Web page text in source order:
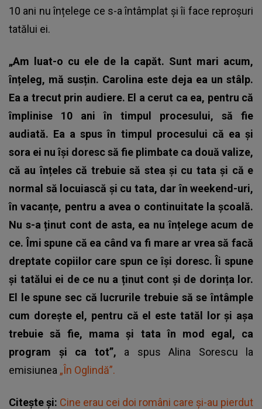
10 ani nu înțelege ce s-a întâmplat și îi face reproșuri
tatălui ei.
„Am luat-o cu ele de la capăt. Sunt mari acum,
înțeleg, mă susțin. Carolina este deja ea un stâlp.
Ea a trecut prin audiere. El a cerut ca ea, pentru că
împlinise 10 ani în timpul procesului, să fie
audiată. Ea a spus în timpul procesului că ea și
sora ei nu își doresc să fie plimbate ca două valize,
că au înțeles că trebuie să stea și cu tata și că e
normal să locuiască și cu tata, dar în weekend-uri,
în vacanțe, pentru a avea o continuitate la școală.
Nu s-a ținut cont de asta, ea nu înțelege acum de
ce. Îmi spune că ea când va fi mare ar vrea să facă
dreptate copiilor care spun ce își doresc. Îi spune
și tatălui ei de ce nu a ținut cont și de dorința lor.
El le spune sec că lucrurile trebuie să se întâmple
cum dorește el, pentru că el este tatăl lor și așa
trebuie să fie, mama și tata în mod egal, ca
program și ca tot”, a spus Alina Sorescu la
emisiunea „În Oglindă”.
Citește și: Cine erau cei doi români care și-au pierdut